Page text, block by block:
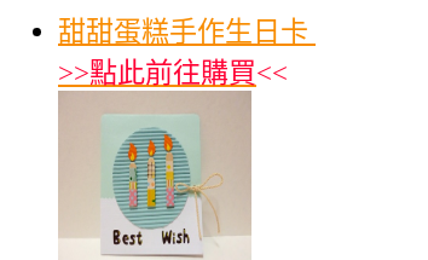
甜甜蛋糕手作生日卡
>>點此前往購買<<